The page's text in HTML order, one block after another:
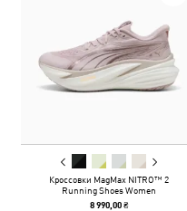
Кроссовки MagMax NITRO™ 2
Running Shoes Women
8 990,00 ₴